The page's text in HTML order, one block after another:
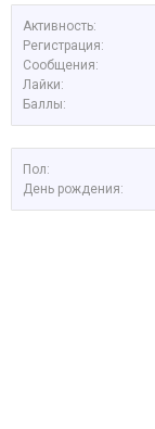
Активность:
Регистрация:
Сообщения:
Лайки:
Баллы:
Пол:
День рождения: